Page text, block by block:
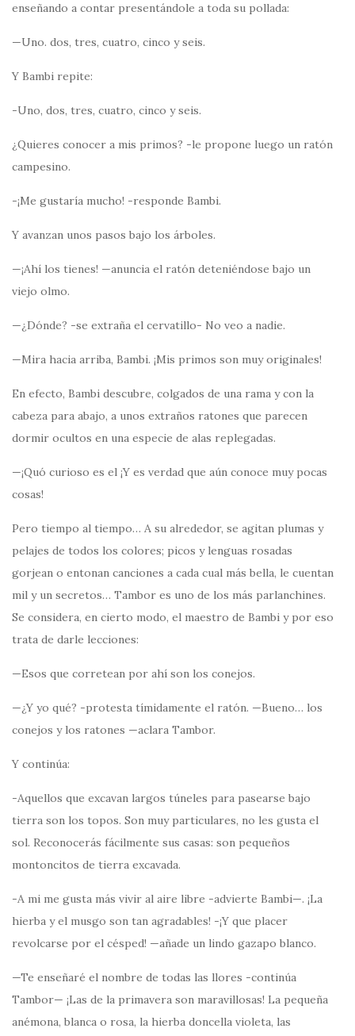
enseñando a contar presentándole a toda su pollada:
—Uno. dos, tres, cuatro, cinco y seis.
Y Bambi repite:
-Uno, dos, tres, cuatro, cinco y seis.
¿Quieres conocer a mis primos? -le propone luego un ratón
campesino.
-¡Me gustaría mucho! -responde Bambi.
Y avanzan unos pasos bajo los árboles.
—¡Ahí los tienes! —anuncia el ratón deteniéndose bajo un
viejo olmo.
—¿Dónde? -se extraña el cervatillo- No veo a nadie.
—Mira hacia arriba, Bambi. ¡Mis primos son muy originales!
En efecto, Bambi descubre, colgados de una rama y con la
cabeza para abajo, a unos extraños ratones que parecen
dormir ocultos en una especie de alas replegadas.
—¡Quó curioso es el ¡Y es verdad que aún conoce muy pocas
cosas!
Pero tiempo al tiempo… A su alrededor, se agitan plumas y
pelajes de todos los colores; picos y lenguas rosadas
gorjean o entonan canciones a cada cual más bella, le cuentan
mil y un secretos… Tambor es uno de los más parlanchines.
Se considera, en cierto modo, el maestro de Bambi y por eso
trata de darle lecciones:
—Esos que corretean por ahí son los conejos.
—¿Y yo qué? -protesta tímidamente el ratón. —Bueno… los
conejos y los ratones —aclara Tambor.
Y continúa:
-Aquellos que excavan largos túneles para pasearse bajo
tierra son los topos. Son muy particulares, no les gusta el
sol. Reconocerás fácilmente sus casas: son pequeños
montoncitos de tierra excavada.
-A mi me gusta más vivir al aire libre -advierte Bambi—. ¡La
hierba y el musgo son tan agradables! -¡Y que placer
revolcarse por el césped! —añade un lindo gazapo blanco.
—Te enseñaré el nombre de todas las llores -continúa
Tambor— ¡Las de la primavera son maravillosas! La pequeña
anémona, blanca o rosa, la hierba doncella violeta, las